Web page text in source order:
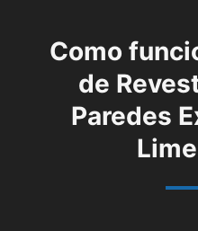
Como
de
Paredes